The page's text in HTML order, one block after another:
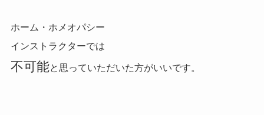
ホーム・ホメオパシー
インストラクターでは
不可能と思っていただいた方がいいです。